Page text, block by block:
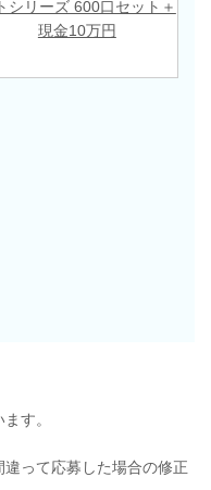
シリーズ 600口セット＋
現金10万円
す。
って応募した場合の修正